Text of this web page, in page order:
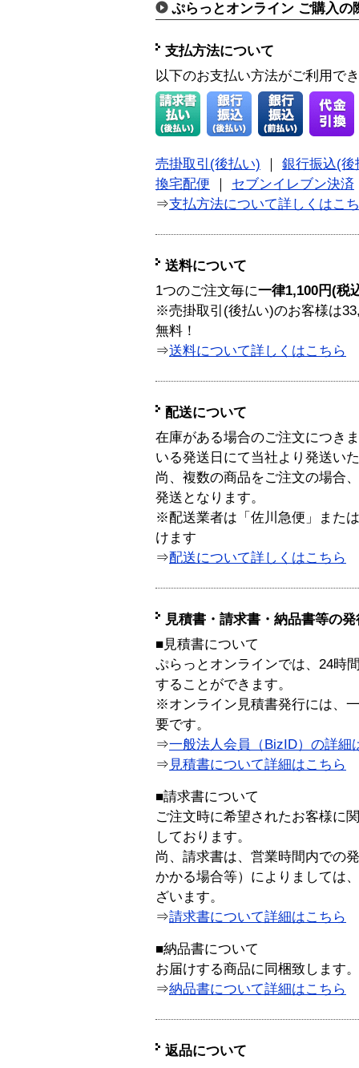
ぷらっとオンライン ご購入の
支払方法について
以下のお支払い方法がご利用で
売掛取引(後払い)
銀行振込(後
換宅配便
セブンイレブン決済
⇒支払方法について詳しくはこ
送料について
1つのご注文毎に一律1,100円(税
※売掛取引(後払い)のお客様は
無料！
⇒送料について詳しくはこちら
配送について
在庫がある場合のご注文につき
いる発送日にて当社より発送い
尚、複数の商品をご注文の場合
発送となります。
※配送業者は「佐川急便」また
けます
⇒配送について詳しくはこちら
見積書・請求書・納品書等の
■見積書について
ぷらっとオンラインでは、24時
することができます。
※オンライン見積書発行には、
要です。
⇒一般法人会員（BizID）の詳細
⇒ 見積書について詳細はこちら
■請求書について
ご注文時に希望されたお客様に
しております。
尚、請求書は、営業時間内での
かかる場合等）によりましては
ざいます。
⇒請求書について詳細はこちら
■納品書について
お届けする商品に同梱致します。
⇒納品書について詳細はこちら
返品について